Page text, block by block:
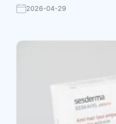
2026-04-29